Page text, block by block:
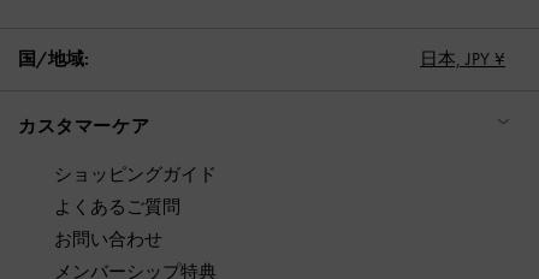
国/地域: 日本, JPY ¥
カスタマーケア
ショッピングガイド
よくあるご質問
お問い合わせ
メンバーシップ特典